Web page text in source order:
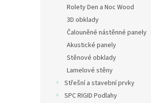
Rolety Den a Noc Wood
3D obklady
Čalouněné nástěnné panely
Akustické panely
Stěnové obklady
Lamelové stěny
Střešní a stavební prvky
SPC RIGID Podlahy